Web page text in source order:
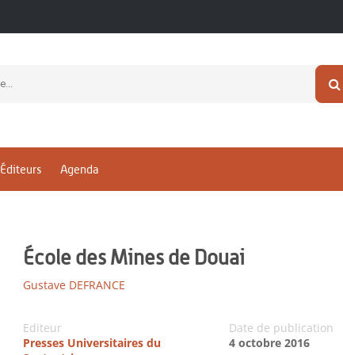
Éditeurs Agenda
École des Mines de Douai
Gustave DEFRANCE
Editeur
Presses Universitaires du
Date de publication
4 octobre 2016